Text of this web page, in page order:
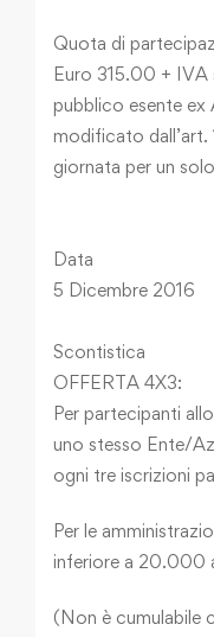
Quota di
Euro 315.00 + IVA
pubblico esente
modificato dall’art.
giornata per un
Data
5 Dicembre 2016
Scontistica
OFFERTA 4X3:
Per partecipanti
uno stesso Ente/
ogni tre iscrizioni
Per le
inferiore a 20.000
(Non è cumulabile